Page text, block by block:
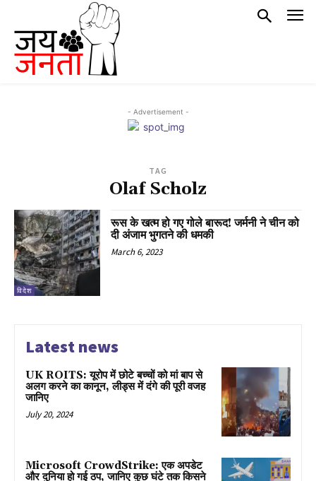
- Advertisement -
TAG
Olaf Scholz
विदेश
रूस के खत्म हो गए गोले बारूद! जर्मनी ने चीन को
दी अंजाम भुगतने की धमकी
March 6, 2023
Latest news
UK ROITS: यूरोप में छोटे बच्चों को मां बाप से
अलग करने का कानून, लीड्स में दंगे की पूरी वजह
जानिए
July 20, 2024
Microsoft CrowdStrike: एक अपडेट
और दुनिया हो गई ठप, जानिए कुछ घंटे तक किसने